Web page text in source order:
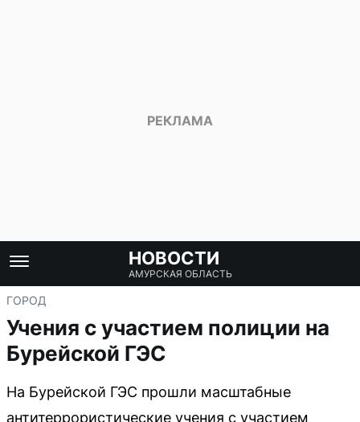
НОВОСТИ
АМУРСКАЯ ОБЛАСТЬ
ГОРОД
Учения с участием полиции на
Бурейской ГЭС
На Бурейской ГЭС прошли масштабные
антитеррористические учения с участием